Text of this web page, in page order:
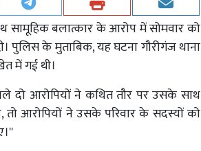
सामूहिक बलात्कार के आरोप में सोमवार को
पुलिस के मुताबिक, यह घटना गौरीगंज थाना
में गई थी।
दो आरोपियों ने कथित तौर पर उसके साथ
तो आरोपियों ने उसके परिवार के सदस्यों को